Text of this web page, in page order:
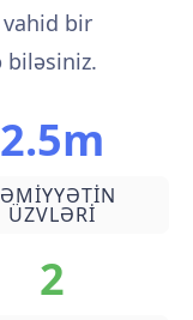
bir
biləsiniz.
2.5m
ÜZVLƏRI
2